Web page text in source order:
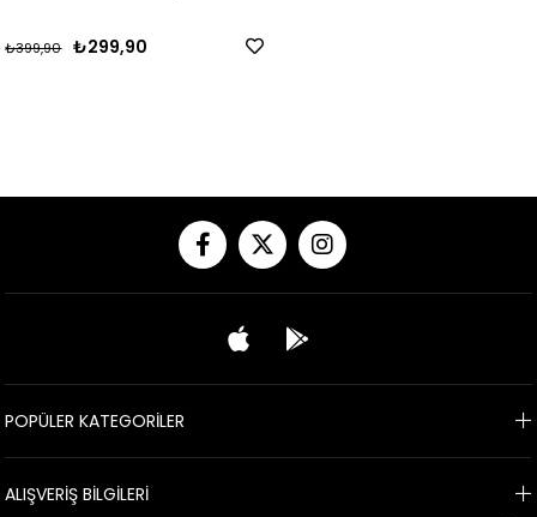
₺299,90
₺399,90
POPÜLER KATEGORİLER
ALIŞVERİŞ BİLGİLERİ